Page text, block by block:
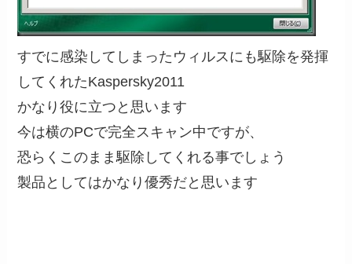
すでに感染してしまったウィルスにも駆除を発揮
してくれたKaspersky2011
かなり役に立つと思います
今は横のPCで完全スキャン中ですが、
恐らくこのまま駆除してくれる事でしょう
製品としてはかなり優秀だと思います